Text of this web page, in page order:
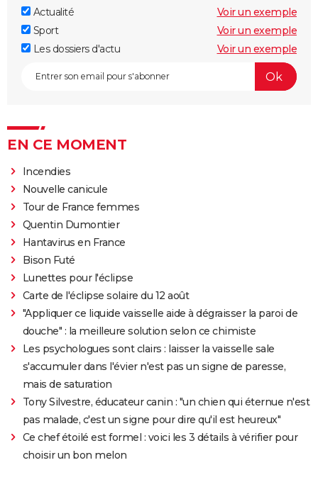
Actualité
Voir un exemple
Sport
Voir un exemple
Les dossiers d'actu
Voir un exemple
EN CE MOMENT
Incendies
Nouvelle canicule
Tour de France femmes
Quentin Dumontier
Hantavirus en France
Bison Futé
Lunettes pour l'éclipse
Carte de l'éclipse solaire du 12 août
"Appliquer ce liquide vaisselle aide à dégraisser la paroi de
douche" : la meilleure solution selon ce chimiste
Les psychologues sont clairs : laisser la vaisselle sale
s'accumuler dans l'évier n'est pas un signe de paresse,
mais de saturation
Tony Silvestre, éducateur canin : "un chien qui éternue n'est
pas malade, c'est un signe pour dire qu'il est heureux"
Ce chef étoilé est formel : voici les 3 détails à vérifier pour
choisir un bon melon